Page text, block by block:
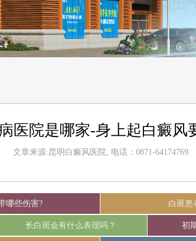
医院是哪家-身上起白癜风
文章来源:昆明白癜风医院, 电话：0871-64174769
哪些伤害? 白斑患
长白斑会有什么表现吗？ 初